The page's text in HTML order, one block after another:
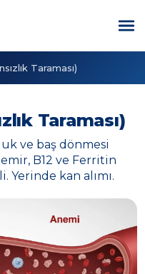
Taraması)
Taraması)
ve baş dönmesi
B12 ve Ferritin
Yerinde kan alımı.